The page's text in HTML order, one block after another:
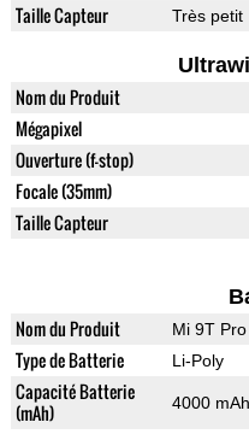
Taille Capteur Très petit
Nom du Produit
Mégapixel
Ouverture (f-stop)
Focale (35mm)
Taille Capteur
Nom du Produit Mi 9T Pro
Type de Batterie Li-Poly
Capacité Batterie
(mAh)
4000 mAh